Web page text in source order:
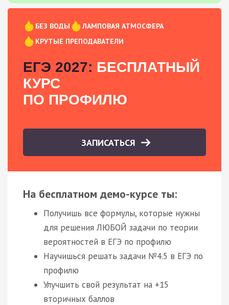
БЕЗ ВОДЫ
ЛАМПОВАЯ АТМОСФЕРА
КРУТЫЕ ПРЕПОДАВАТЕЛИ
ЕГЭ 2027: БЕСПЛАТНЫЙ
КУРС
ПО ПРОФИЛЮ
ЗАПИСАТЬСЯ
На бесплатном демо-курсе ты:
Получишь все формулы, которые нужны
для решения ЛЮБОЙ задачи по теории
вероятностей в ЕГЭ по профилю
Научишься решать задачи №4.5 в ЕГЭ по
профилю
Улучшить свой результат на +15
вторичных баллов